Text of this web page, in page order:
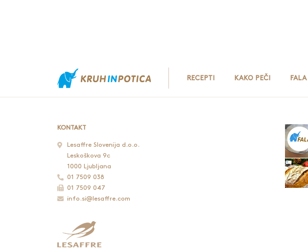
RECEPTI KAKO PEČI
KONTAKT
Lesaffre Slovenija d.o.o.
Leskoškova 9c
1000 Ljubljana
01 7509 038
01 7509 047
info.si@lesaffre.com